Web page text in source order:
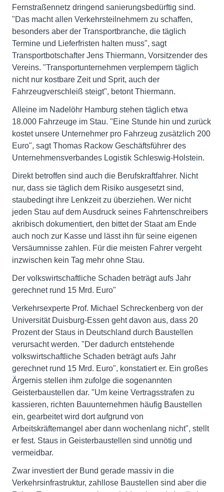
Fernstraßennetz dringend sanierungsbedürftig sind.
"Das macht allen Verkehrsteilnehmern zu schaffen,
besonders aber der Transportbranche, die täglich
Termine und Lieferfristen halten muss", sagt
Transportbotschafter Jens Thiermann, Vorsitzender des
Vereins. "Transportunternehmen verplempern täglich
nicht nur kostbare Zeit und Sprit, auch der
Fahrzeugverschleiß steigt", betont Thiermann.
Alleine im Nadelöhr Hamburg stehen täglich etwa
18.000 Fahrzeuge im Stau. "Eine Stunde hin und zurück
kostet unsere Unternehmer pro Fahrzeug zusätzlich 200
Euro", sagt Thomas Rackow Geschäftsführer des
Unternehmensverbandes Logistik Schleswig-Holstein.
Direkt betroffen sind auch die Berufskraftfahrer. Nicht
nur, dass sie täglich dem Risiko ausgesetzt sind,
staubedingt ihre Lenkzeit zu überziehen. Wer nicht
jeden Stau auf dem Ausdruck seines Fahrtenschreibers
akribisch dokumentiert, den bittet der Staat am Ende
auch noch zur Kasse und lässt ihn für seine eigenen
Versäumnisse zahlen. Für die meisten Fahrer vergeht
inzwischen kein Tag mehr ohne Stau.
Der volkswirtschaftliche Schaden beträgt aufs Jahr
gerechnet rund 15 Mrd. Euro"
Verkehrsexperte Prof. Michael Schreckenberg von der
Universität Duisburg-Essen geht davon aus, dass 20
Prozent der Staus in Deutschland durch Baustellen
verursacht werden. "Der dadurch entstehende
volkswirtschaftliche Schaden beträgt aufs Jahr
gerechnet rund 15 Mrd. Euro", konstatiert er. Ein großes
Ärgernis stellen ihm zufolge die sogenannten
Geisterbaustellen dar. "Um keine Vertragsstrafen zu
kassieren, richten Bauunternehmen häufig Baustellen
ein, gearbeitet wird dort aufgrund von
Arbeitskräftemangel aber dann wochenlang nicht", stellt
er fest. Staus in Geisterbaustellen sind unnötig und
vermeidbar.
Zwar investiert der Bund gerade massiv in die
Verkehrsinfrastruktur, zahllose Baustellen sind aber die